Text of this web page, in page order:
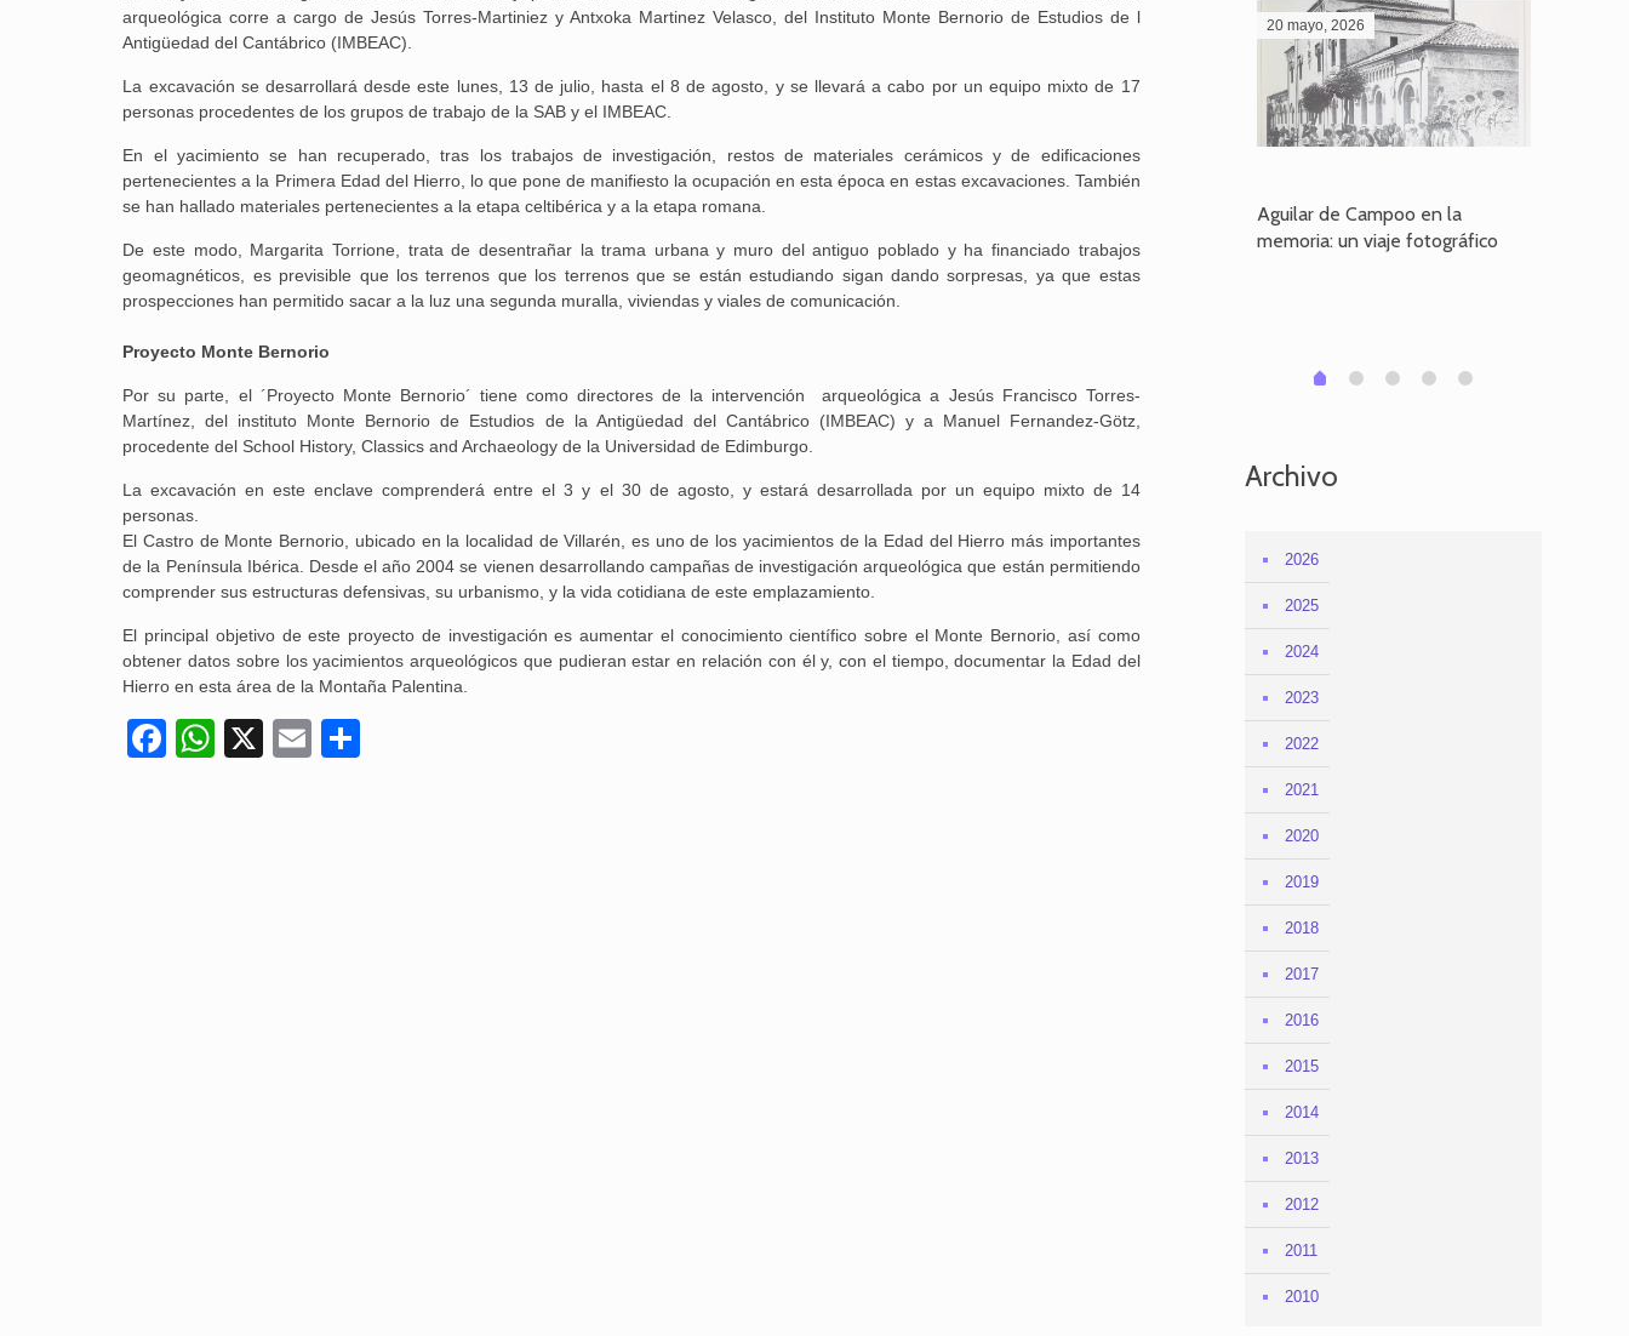
arqueológica corre a cargo de Jesús Torres-Martiniez y Antxoka Martinez Velasco, del Instituto Monte Bernorio de Estudios de l
Antigüedad del Cantábrico (IMBEAC).
La excavación se desarrollará desde este lunes, 13 de julio, hasta el 8 de agosto, y se llevará a cabo por un equipo mixto de 17
personas procedentes de los grupos de trabajo de la SAB y el IMBEAC.
En el yacimiento se han recuperado, tras los trabajos de investigación, restos de materiales cerámicos y de edificaciones
pertenecientes a la Primera Edad del Hierro, lo que pone de manifiesto la ocupación en esta época en estas excavaciones. También
se han hallado materiales pertenecientes a la etapa celtibérica y a la etapa romana.
De este modo, Margarita Torrione, trata de desentrañar la trama urbana y muro del antiguo poblado y ha financiado trabajos
geomagnéticos, es previsible que los terrenos que los terrenos que se están estudiando sigan dando sorpresas, ya que estas
prospecciones han permitido sacar a la luz una segunda muralla, viviendas y viales de comunicación.
Proyecto Monte Bernorio
Por su parte, el ´Proyecto Monte Bernorio´ tiene como directores de la intervención arqueológica a Jesús Francisco Torres-
Martínez, del instituto Monte Bernorio de Estudios de la Antigüedad del Cantábrico (IMBEAC) y a Manuel Fernandez-Götz,
procedente del School History, Classics and Archaeology de la Universidad de Edimburgo.
La excavación en este enclave comprenderá entre el 3 y el 30 de agosto, y estará desarrollada por un equipo mixto de 14
personas.
El Castro de Monte Bernorio, ubicado en la localidad de Villarén, es uno de los yacimientos de la Edad del Hierro más importantes
de la Península Ibérica. Desde el año 2004 se vienen desarrollando campañas de investigación arqueológica que están permitiendo
comprender sus estructuras defensivas, su urbanismo, y la vida cotidiana de este emplazamiento.
El principal objetivo de este proyecto de investigación es aumentar el conocimiento científico sobre el Monte Bernorio, así como
obtener datos sobre los yacimientos arqueológicos que pudieran estar en relación con él y, con el tiempo, documentar la Edad del
Hierro en esta área de la Montaña Palentina.
Facebook
WhatsApp
X Email
25 febrero, 2026
memoria: un viaje fotográfico
20 mayo, 2026
Aguilar de Campoo en la
memoria: un viaje fotográfico
0 1 2 3 4
Archivo
2026
2025
2024
2023
2022
2021
2020
2019
2018
2017
2016
2015
2014
2013
2012
2011
2010